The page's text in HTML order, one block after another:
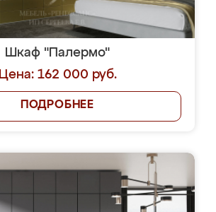
Шкаф "Палермо"
Цена: 162 000 руб.
ПОДРОБНЕЕ